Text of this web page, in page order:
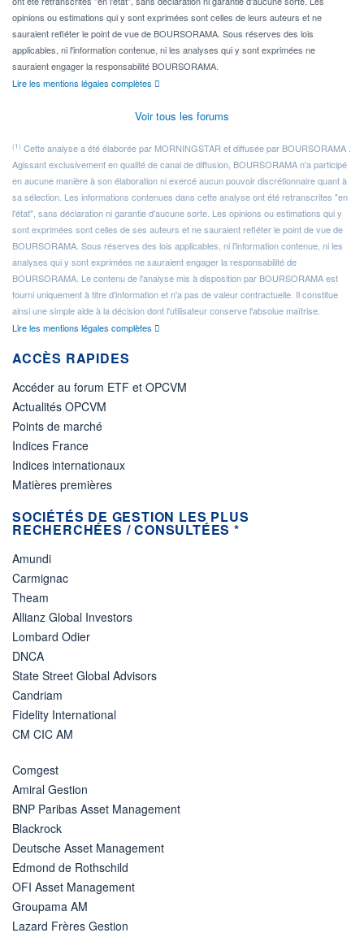
opinions ou estimations qui y sont exprimées sont celles de leurs auteurs et ne
sauraient refléter le point de vue de BOURSORAMA. Sous réserves des lois
applicables, ni l'information contenue, ni les analyses qui y sont exprimées ne
sauraient engager la responsabilité BOURSORAMA.
Lire les mentions légales complètes
Voir tous les forums
(1) Cette analyse a été élaborée par MORNINGSTAR et diffusée par BOURSORAMA .
Agissant exclusivement en qualité de canal de diffusion, BOURSORAMA n'a participé
en aucune manière à son élaboration ni exercé aucun pouvoir discrétionnaire quant à
sa sélection. Les informations contenues dans cette analyse ont été retranscrites "en
l'état", sans déclaration ni garantie d'aucune sorte. Les opinions ou estimations qui y
sont exprimées sont celles de ses auteurs et ne sauraient refléter le point de vue de
BOURSORAMA. Sous réserves des lois applicables, ni l'information contenue, ni les
analyses qui y sont exprimées ne sauraient engager la responsabilité de
BOURSORAMA. Le contenu de l'analyse mis à disposition par BOURSORAMA est
fourni uniquement à titre d'information et n'a pas de valeur contractuelle. Il constitue
ainsi une simple aide à la décision dont l'utilisateur conserve l'absolue maîtrise.
Lire les mentions légales complètes
ACCÈS RAPIDES
Accéder au forum ETF et OPCVM
Actualités OPCVM
Points de marché
Indices France
Indices internationaux
Matières premières
SOCIÉTÉS DE GESTION LES PLUS
RECHERCHÉES / CONSULTÉES *
Amundi
Carmignac
Theam
Allianz Global Investors
Lombard Odier
DNCA
State Street Global Advisors
Candriam
Fidelity International
CM CIC AM
Comgest
Amiral Gestion
BNP Paribas Asset Management
Blackrock
Deutsche Asset Management
Edmond de Rothschild
OFI Asset Management
Groupama AM
Lazard Frères Gestion